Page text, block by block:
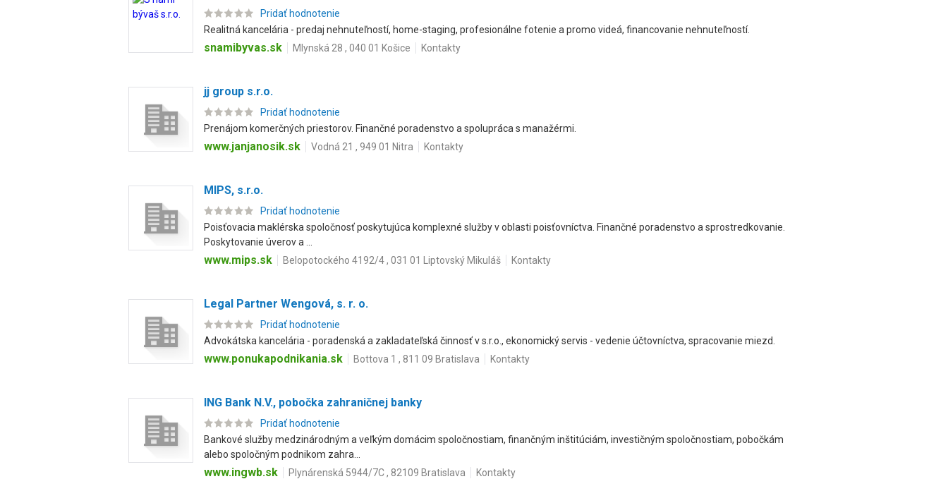
Pridať hodnotenie
Realitná kancelária - predaj nehnuteľností, home-staging, profesionálne fotenie a promo videá, financovanie nehnuteľností.
snamibyvas.sk Mlynská 28 , 040 01 Košice Kontakty
jj group s.r.o.
Pridať hodnotenie
Prenájom komerčných priestorov. Finančné poradenstvo a spolupráca s manažérmi.
www.janjanosik.sk Vodná 21 , 949 01 Nitra Kontakty
MIPS, s.r.o.
Pridať hodnotenie
Poisťovacia maklérska spoločnosť poskytujúca komplexné služby v oblasti poisťovníctva. Finančné poradenstvo a sprostredkovanie.
Poskytovanie úverov a ...
www.mips.sk Belopotockého 4192/4 , 031 01 Liptovský Mikuláš Kontakty
Legal Partner Wengová, s. r. o.
Pridať hodnotenie
Advokátska kancelária - poradenská a zakladateľská činnosť v s.r.o., ekonomický servis - vedenie účtovníctva, spracovanie miezd.
www.ponukapodnikania.sk Bottova 1 , 811 09 Bratislava Kontakty
ING Bank N.V., pobočka zahraničnej banky
Pridať hodnotenie
Bankové služby medzinárodným a veľkým domácim spoločnostiam, finančným inštitúciám, investičným spoločnostiam, pobočkám
alebo spoločným podnikom zahra...
www.ingwb.sk Plynárenská 5944/7C , 82109 Bratislava Kontakty